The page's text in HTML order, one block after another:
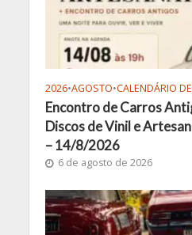
2026•AGOSTO•CALENDÁRIO
Encontro de Carros
Discos de Vinil e
– 14/8/2026
6 de agosto de 2026